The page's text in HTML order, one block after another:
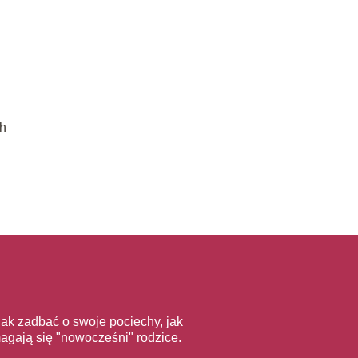
zadbać o swoje pociechy, jak
się "nowocześni" rodzice.